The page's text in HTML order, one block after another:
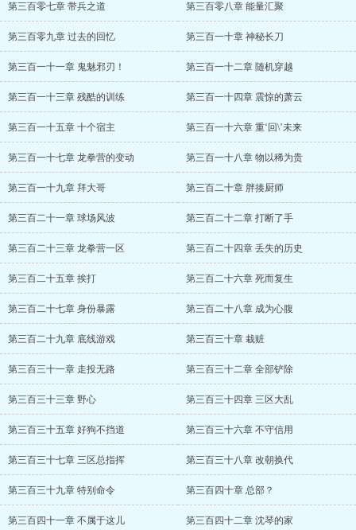
第三百零七章 带兵之道 第三百零八章 能量汇聚
第三百零九章 过去的回忆 第三百一十章 神秘长刀
第三百一十一章 鬼魅邪刃！ 第三百一十二章 随机穿越
第三百一十三章 残酷的训练 第三百一十四章 震惊的萧云
第三百一十五章 十个宿主 第三百一十六章 重‘回\’未来
第三百一十七章 龙拳营的变动 第三百一十八章 物以稀为贵
第三百一十九章 拜大哥 第三百二十章 胖揍厨师
第三百二十一章 球场风波 第三百二十二章 打断了手
第三百二十三章 龙拳营一区 第三百二十四章 丢失的历史
第三百二十五章 挨打 第三百二十六章 死而复生
第三百二十七章 身份暴露 第三百二十八章 成为心腹
第三百二十九章 底线游戏 第三百三十章 栽赃
第三百三十一章 走投无路 第三百三十二章 全部铲除
第三百三十三章 野心 第三百三十四章 三区大乱
第三百三十五章 好狗不挡道 第三百三十六章 不守信用
第三百三十七章 三区总指挥 第三百三十八章 改朝换代
第三百三十九章 特别命令 第三百四十章 总部？
第三百四十一章 不属于这儿 第三百四十二章 沈琴的家